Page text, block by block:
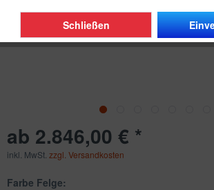
ab 2.846,00 € *
inkl. MwSt. zzgl. Versandkosten
Farbe Felge:
Schließen